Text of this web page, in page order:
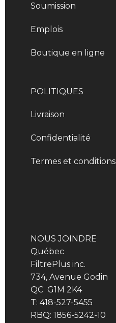
Soumission
Emplois
Boutique en ligne
POLITIQUES
Livraison
Confidentialité
Termes et conditions
NOUS JOINDRE
Québec
FiltrePlus inc.
734, Avenue Godin
QC G1M 2K4
T: 418-527-5455
RBQ: 1856-5242-10